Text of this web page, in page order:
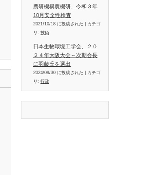
農研機構農機研、令和３年
10月安全性検査
2021/10/18 に投稿された
カテゴ
リ: 技術
日本生物環境工学会、２０
２４年大阪大会～次期会長
に羽藤氏を選出
2024/09/30 に投稿された
カテゴ
リ: 行政